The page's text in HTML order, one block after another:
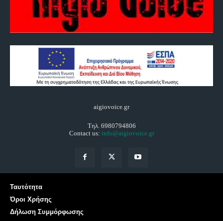
aigiovoice.gr
Τηλ. 6980794806
Contact us: info@aigiovoice.gr
Ταυτότητα
Όροι Χρήσης
Δήλωση Συμμόρφωσης